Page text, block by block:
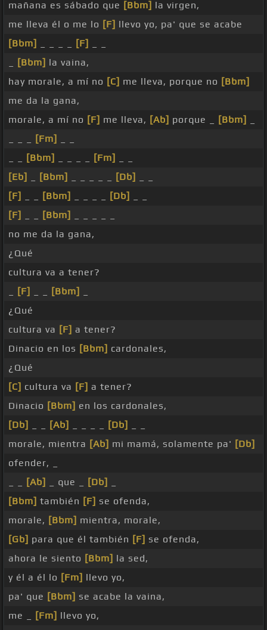
mañana es sábado que [Bbm] la virgen,
me lleva él o me lo [F] llevo yo, pa' que se acabe
[Bbm]
[F]
[Bbm] la vaina,
hay morale, a mí no [C] me lleva, porque no [Bbm]
me da la gana,
morale, a mí no [F] me lleva, [Ab] porque _ [Bbm]
[Fm]
[Bbm] [Fm]
[Eb]
[Bbm] [Db]
[F]
[Bbm] [Db]
[F]
[Bbm]
no me da la gana,
¿Qué
cultura va a tener?
[F] [Bbm]
¿Qué
cultura va [F] a tener?
Dinacio en los [Bbm] cardonales,
¿Qué
[C] cultura va [F] a tener?
Dinacio [Bbm] en los cardonales,
[Db]
[Ab] [Db]
morale, mientra [Ab] mi mamá, solamente pa' [Db]
ofender, _
[Ab] _ que _ [Db]
[Bbm] también [F] se ofenda,
morale, [Bbm] mientra, morale,
[Gb] para que él también [F] se ofenda,
ahora le siento [Bbm] la sed,
y él a él lo [Fm] llevo yo,
pa' que [Bbm] se acabe la vaina,
me _
[Fm] llevo yo,